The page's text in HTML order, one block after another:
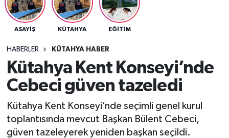
ASAYIŞ KÜTAHYA EĞITIM
HABERLER KÜTAHYA HABER
Kütahya Kent Konseyi’nde
Cebeci güven tazeledi
Kütahya Kent Konseyi’nde seçimli genel kurul
toplantısında mevcut Başkan Bülent Cebeci,
güven tazeleyerek yeniden başkan seçildi.
Aslanapa
Bölge
Çavdarhisar
Domaniç
Süper Lig Puan Durumu ve Fikstür
Son Dakika Haberleri
Haber Arşivi